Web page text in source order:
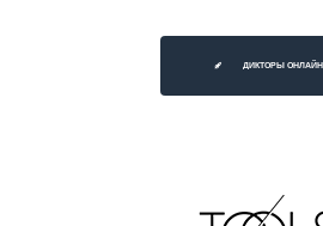
ДИКТОРЫ ОНЛАЙН